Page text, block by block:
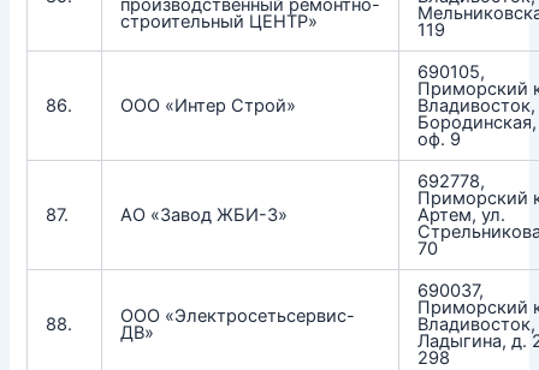
строительный ЦЕНТР» 119
86. ООО «Интер Строй»
690105,
Приморский
Владивосток,
оф. 9
87. АО «Завод ЖБИ-3»
692778,
Приморский
Артем, ул.
70
88. ООО «Электросетьсервис-
ДВ»
690037,
Приморский
Владивосток,
Ладыгина, д.
298